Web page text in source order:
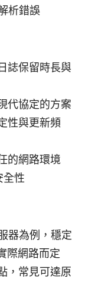
析錯誤
誌保留時長與
代協定的方案
性與更新頻
的網路環境
全性
器為例，穩定
際網路而定
，常見可達原